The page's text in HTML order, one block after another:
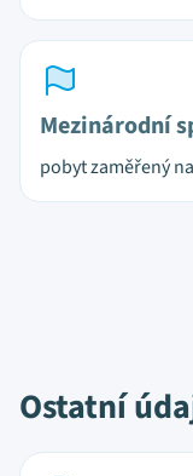
Mezinárodní
pobyt zaměřený
Ostatní